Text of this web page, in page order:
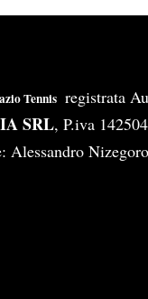
Tennis registrata
SRL, P.iva
Alessandro